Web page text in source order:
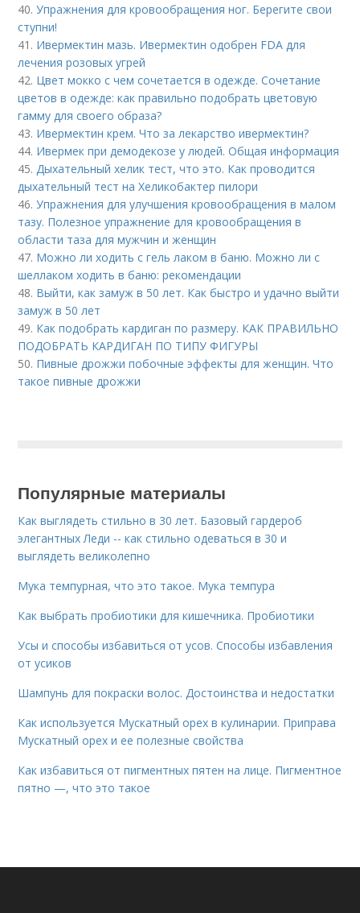
40.Упражнения для кровообращения ног. Берегите свои
ступни!
41. Ивермектин мазь. Ивермектин одобрен FDA для
лечения розовых угрей
42. Цвет мокко с чем сочетается в одежде. Сочетание
цветов в одежде: как правильно подобрать цветовую
гамму для своего образа?
43. Ивермектин крем. Что за лекарство ивермектин?
44. Ивермек при демодекозе у людей. Общая информация
45. Дыхательный хелик тест, что это. Как проводится
дыхательный тест на Хеликобактер пилори
46.Упражнения для улучшения кровообращения в малом
тазу. Полезное упражнение для кровообращения в
области таза для мужчин и женщин
47. Можно ли ходить с гель лаком в баню. Можно ли с
шеллаком ходить в баню: рекомендации
48. Выйти, как замуж в 50 лет. Как быстро и удачно выйти
замуж в 50 лет
49. Как подобрать кардиган по размеру. КАК ПРАВИЛЬНО
ПОДОБРАТЬ КАРДИГАН ПО ТИПУ ФИГУРЫ
50. Пивные дрожжи побочные эффекты для женщин. Что
такое пивные дрожжи
Популярные материалы
Как выглядеть стильно в 30 лет. Базовый гардероб
элегантных Леди -- как стильно одеваться в 30 и
выглядеть великолепно
Мука темпурная, что это такое. Мука темпура
Как выбрать пробиотики для кишечника. Пробиотики
Усы и способы избавиться от усов. Способы избавления
от усиков
Шампунь для покраски волос. Достоинства и недостатки
Как используется Мускатный орех в кулинарии. Приправа
Мускатный орех и ее полезные свойства
Как избавиться от пигментных пятен на лице. Пигментное
пятно —, что это такое